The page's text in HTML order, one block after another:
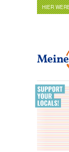
HIER